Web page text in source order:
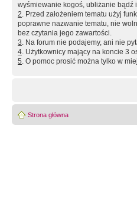
wyśmiewanie kogoś, ubliżanie bądź
2. Przed założeniem tematu użyj
poprawne nazwanie tematu, nie
bez czytania jego zawartości.
3. Na forum nie podajemy, ani nie
4. Użytkownicy mający na koncie 3
5. O pomoc prosić można tylko w
Strona główna